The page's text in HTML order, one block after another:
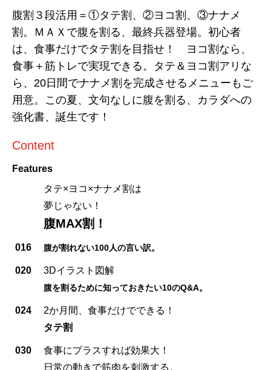
腹割３段活用＝①タテ割、②ヨコ割、③ナナメ
割。ＭＡＸで腹を割る、最終兵器登場。初心者
は、食事だけでタテ割を目指せ！ ヨコ割なら、
食事＋筋トレで実現できる。タテ＆ヨコ割アリな
ら、20日間でナナメ割を完成させるメニューもご
用意。この夏、文句なしに腹を割る、カラダへの
強化書、誕生です！
Content
Features
タテ×ヨコ×ナナメ割は
夢じゃない！
腹MAX割！
016 腹が割れない100人の言い訳。
020 3Dイラスト図解
腹を割るために知っておきたい10のQ&A。
024
2か月間、食事だけでできる！
タテ割
030
食事にプラスすれば効果大！
日常の動きで筋肉を刺激する。